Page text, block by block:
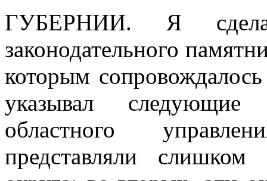
ГУБЕРНИИ. Я
законодательного
которым
указывал следующие
областного
представляли